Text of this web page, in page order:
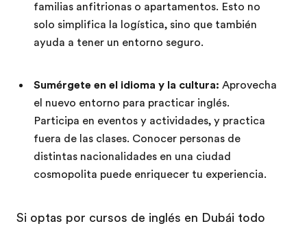
familias anfitrionas o apartamentos. Esto no
solo simplifica la logística, sino que también
ayuda a tener un entorno seguro.
Sumérgete en el idioma y la cultura: Aprovecha
el nuevo entorno para practicar inglés.
Participa en eventos y actividades, y practica
fuera de las clases. Conocer personas de
distintas nacionalidades en una ciudad
cosmopolita puede enriquecer tu experiencia.
Si optas por cursos de inglés en Dubái todo